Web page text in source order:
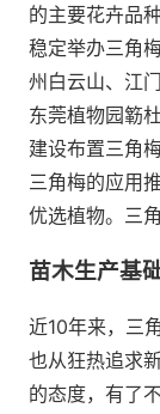
的主要花卉品
稳定举办三角
州白云山、江
东莞植物园簕
建设布置三角
三角梅的应用
优选植物。三
苗木生产基
近10年来，三
也从狂热追求
的态度，有了